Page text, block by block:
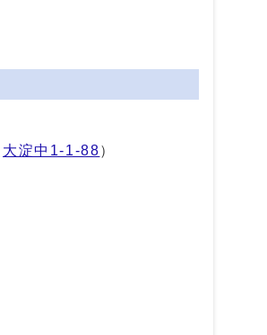
大淀中1-1-88）